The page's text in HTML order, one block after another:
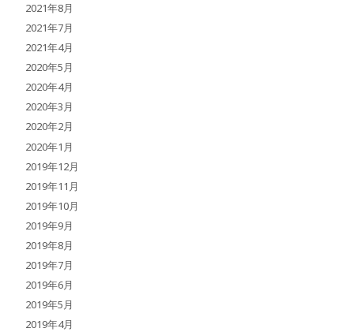
2021年8月
2021年7月
2021年4月
2020年5月
2020年4月
2020年3月
2020年2月
2020年1月
2019年12月
2019年11月
2019年10月
2019年9月
2019年8月
2019年7月
2019年6月
2019年5月
2019年4月